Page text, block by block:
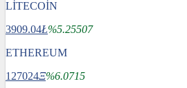
LİTECOİN
3909.04Ł%5.25507
ETHEREUM
127024Ξ%6.0715